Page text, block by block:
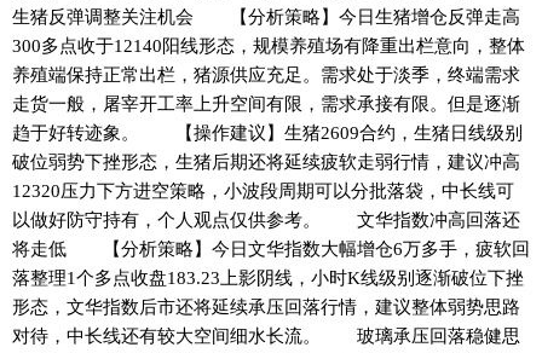
生猪反弹调整关注机会 【分析策略】今日生猪增仓反弹走高
300多点收于12140阳线形态，规模养殖场有降重出栏意向，整体
养殖端保持正常出栏，猪源供应充足。需求处于淡季，终端需求
走货一般，屠宰开工率上升空间有限，需求承接有限。但是逐渐
趋于好转迹象。 【操作建议】生猪2609合约，生猪日线级别
破位弱势下挫形态，生猪后期还将延续疲软走弱行情，建议冲高
12320压力下方进空策略，小波段周期可以分批落袋，中长线可
以做好防守持有，个人观点仅供参考。 文华指数冲高回落还
将走低 【分析策略】今日文华指数大幅增仓6万多手，疲软回
落整理1个多点收盘183.23上影阴线，小时K线级别逐渐破位下挫
形态，文华指数后市还将延续承压回落行情，建议整体弱势思路
对待，中长线还有较大空间细水长流。 玻璃承压回落稳健思